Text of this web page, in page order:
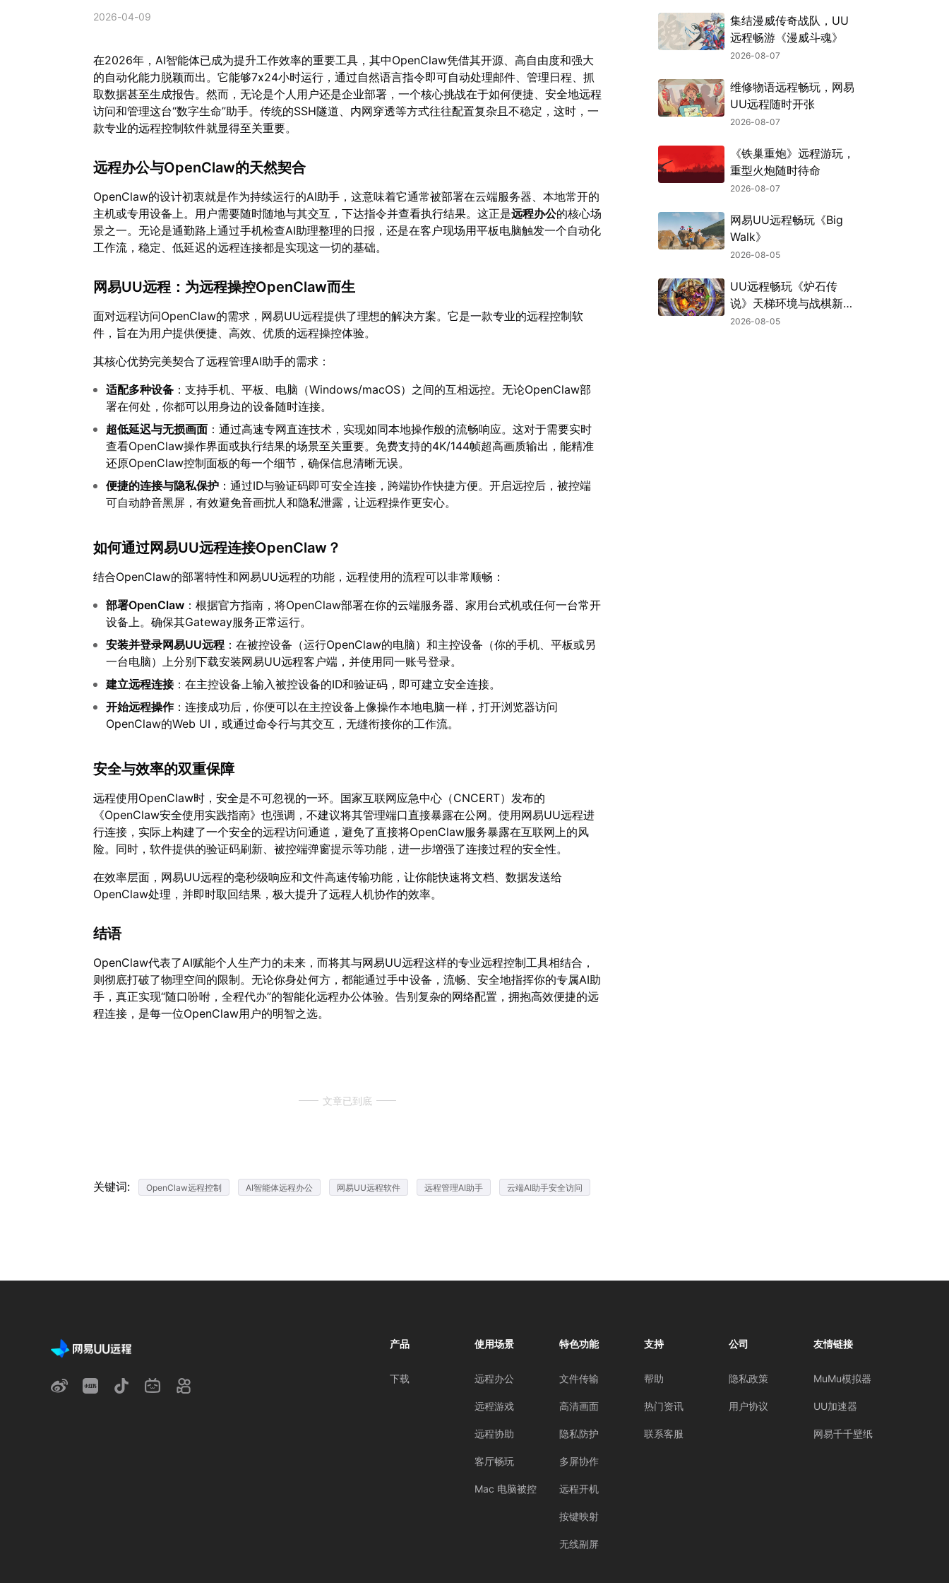
2026-04-09
在2026年，AI智能体已成为提升工作效率的重要工具，其中OpenClaw凭借其开源、高自由度和强大
的自动化能力脱颖而出。它能够7x24小时运行，通过自然语言指令即可自动处理邮件、管理日程、抓
取数据甚至生成报告。然而，无论是个人用户还是企业部署，一个核心挑战在于如何便捷、安全地远程
访问和管理这台“数字生命”助手。传统的SSH隧道、内网穿透等方式往往配置复杂且不稳定，这时，一
款专业的远程控制软件就显得至关重要。
远程办公与OpenClaw的天然契合
OpenClaw的设计初衷就是作为持续运行的AI助手，这意味着它通常被部署在云端服务器、本地常开的
主机或专用设备上。用户需要随时随地与其交互，下达指令并查看执行结果。这正是远程办公的核心场
景之一。无论是通勤路上通过手机检查AI助理整理的日报，还是在客户现场用平板电脑触发一个自动化
工作流，稳定、低延迟的远程连接都是实现这一切的基础。
网易UU远程：为远程操控OpenClaw而生
面对远程访问OpenClaw的需求，网易UU远程提供了理想的解决方案。它是一款专业的远程控制软
件，旨在为用户提供便捷、高效、优质的远程操控体验。
其核心优势完美契合了远程管理AI助手的需求：
适配多种设备：支持手机、平板、电脑（Windows/macOS）之间的互相远控。无论OpenClaw部
署在何处，你都可以用身边的设备随时连接。
超低延迟与无损画面：通过高速专网直连技术，实现如同本地操作般的流畅响应。这对于需要实时
查看OpenClaw操作界面或执行结果的场景至关重要。免费支持的4K/144帧超高画质输出，能精准
还原OpenClaw控制面板的每一个细节，确保信息清晰无误。
便捷的连接与隐私保护：通过ID与验证码即可安全连接，跨端协作快捷方便。开启远控后，被控端
可自动静音黑屏，有效避免音画扰人和隐私泄露，让远程操作更安心。
如何通过网易UU远程连接OpenClaw？
结合OpenClaw的部署特性和网易UU远程的功能，远程使用的流程可以非常顺畅：
部署OpenClaw：根据官方指南，将OpenClaw部署在你的云端服务器、家用台式机或任何一台常开
设备上。确保其Gateway服务正常运行。
安装并登录网易UU远程：在被控设备（运行OpenClaw的电脑）和主控设备（你的手机、平板或另
一台电脑）上分别下载安装网易UU远程客户端，并使用同一账号登录。
建立远程连接：在主控设备上输入被控设备的ID和验证码，即可建立安全连接。
开始远程操作：连接成功后，你便可以在主控设备上像操作本地电脑一样，打开浏览器访问
OpenClaw的Web UI，或通过命令行与其交互，无缝衔接你的工作流。
安全与效率的双重保障
远程使用OpenClaw时，安全是不可忽视的一环。国家互联网应急中心（CNCERT）发布的
《OpenClaw安全使用实践指南》也强调，不建议将其管理端口直接暴露在公网。使用网易UU远程进
行连接，实际上构建了一个安全的远程访问通道，避免了直接将OpenClaw服务暴露在互联网上的风
险。同时，软件提供的验证码刷新、被控端弹窗提示等功能，进一步增强了连接过程的安全性。
在效率层面，网易UU远程的毫秒级响应和文件高速传输功能，让你能快速将文档、数据发送给
OpenClaw处理，并即时取回结果，极大提升了远程人机协作的效率。
结语
OpenClaw代表了AI赋能个人生产力的未来，而将其与网易UU远程这样的专业远程控制工具相结合，
则彻底打破了物理空间的限制。无论你身处何方，都能通过手中设备，流畅、安全地指挥你的专属AI助
手，真正实现“随口吩咐，全程代办”的智能化远程办公体验。告别复杂的网络配置，拥抱高效便捷的远
程连接，是每一位OpenClaw用户的明智之选。
文章已到底
关键词: OpenClaw远程控制 AI智能体远程办公 网易UU远程软件 远程管理AI助手 云端AI助手安全访问
集结漫威传奇战队，UU
远程畅游《漫威斗魂》
2026-08-07
维修物语远程畅玩，网易
UU远程随时开张
2026-08-07
《铁巢重炮》远程游玩，
重型火炮随时待命
2026-08-07
网易UU远程畅玩《Big
Walk》
2026-08-05
UU远程畅玩《炉石传
说》天梯环境与战棋新机
制
2026-08-05
产品
下载
使用场景
远程办公
远程游戏
远程协助
客厅畅玩
Mac 电脑被控
特色功能
文件传输
高清画面
隐私防护
多屏协作
远程开机
按键映射
无线副屏
支持
帮助
热门资讯
联系客服
公司
隐私政策
用户协议
友情链接
MuMu模拟器
UU加速器
网易千千壁纸